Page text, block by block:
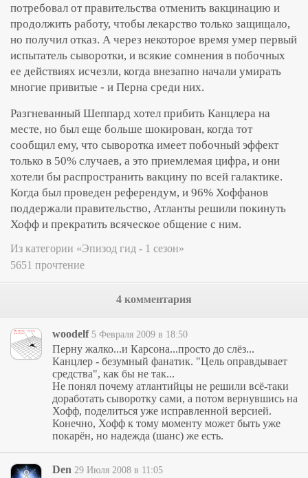
потребовал от правительства отменить вакцинацию и
продолжить работу, чтобы лекарство только защищало,
но получил отказ. А через некоторое время умер первый
испытатель сыворотки, и всякие сомнения в побочных
ее действиях исчезли, когда внезапно начали умирать
многие привитые - и Перна среди них.
Разгневанный Шеппард хотел прибить Канцлера на
месте, но был еще больше шокирован, когда тот
сообщил ему, что сыворотка имеет побочный эффект
только в 50% случаев, а это приемлемая цифра, и они
хотели бы распространить вакцину по всей галактике.
Когда был проведен референдум, и 96% Хоффанов
поддержали правительство, Атланты решили покинуть
Хофф и прекратить всяческое общение с ним.
Из категории «Эпизод гид - 1 сезон»
5651 прочтение
4 комментария
woodelf5 Февраля 2009 в 18:50
Перну жалко...и Карсона...просто до слёз...
Канцлер - безумный фанатик. "Цель оправдывает
средства", как бы не так...
Не понял почему атлантийцы не решили всё-таки
доработать сыворотку сами, а потом вернувшись на
Хофф, поделиться уже исправленной версией.
Конечно, Хофф к тому моменту может быть уже
покарён, но надежда (шанс) же есть.
Den 29 Июля 2008 в 11:05